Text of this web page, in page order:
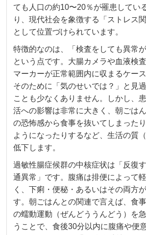
ても人口の約10〜20％が罹患してい
り、現代社会を象徴する「ストレス
として位置づけられています。
特徴的なのは、「検査をしても異常
という点です。大腸カメラや血液検
マーカーが正常範囲内に収まるケー
そのために「気のせいでは？」と見
ことも少なくありません。しかし、
活への影響は非常に大きく、朝ごは
の恐怖感から食事を抜いてしまった
ようになったりするなど、生活の質
低下します。
過敏性腸症候群の中核症状は「反復
通異常」です。腹痛は排便によって
く、下痢・便秘・あるいはその両方
す。朝ごはんとの関連で言えば、食
の蠕動運動（ぜんどううんどう）を
うことで、食後30分以内に腹痛や便